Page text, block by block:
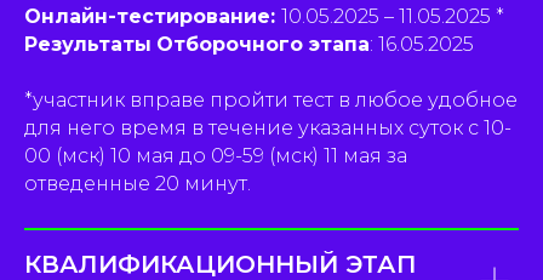
Онлайн-тестирование: 10.05.2025 – 11.05.2025 *
Результаты Отборочного этапа: 16.05.2025
*участник вправе пройти тест в любое удобное
для него время в течение указанных суток с 10-
00 (мск) 10 мая до 09-59 (мск) 11 мая за
отведенные 20 минут.
КВАЛИФИКАЦИОННЫЙ ЭТАП